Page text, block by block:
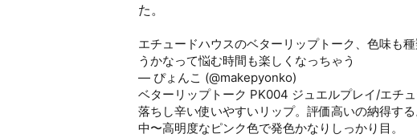
た。
エチュードハウスのベターリップトーク、色味も
うかなって悩む時間も楽しくなっちゃう
— ぴょんこ (@makepyonko)
ベターリップトーク PK004 ジュエルプレイ/エチ
落ちし辛い使いやすいリップ。評価高いの納得す
中〜高明度なピンク色で発色かなりしっかり目。